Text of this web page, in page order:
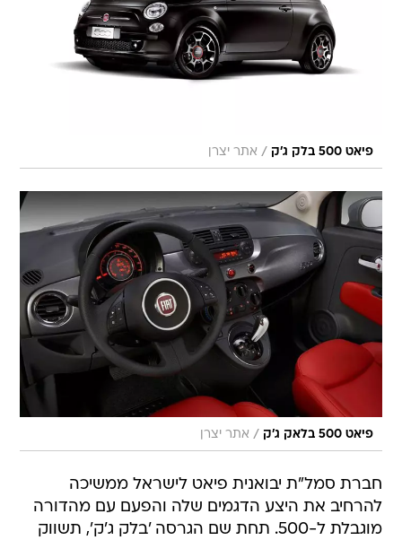
פיאט 500 בלק ג'ק / אתר יצרן
פיאט 500 בלאק ג'ק / אתר יצרן
חברת סמל"ת יבואנית פיאט לישראל ממשיכה
להרחיב את היצע הדגמים שלה והפעם עם מהדורה
מוגבלת ל-500. תחת שם הגרסה 'בלק ג'ק', תשווק